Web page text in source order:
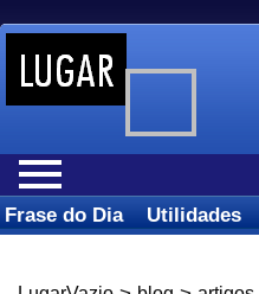
Frase do Dia Utilidades